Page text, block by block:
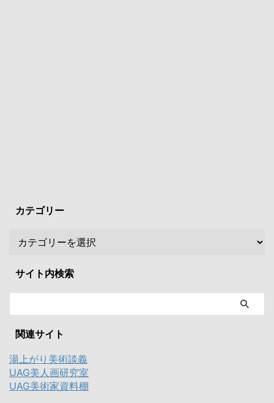
カテゴリー
サイト内検索
関連サイト
湯上がり美術談義
UAG美人画研究室
UAG美術家資料棚